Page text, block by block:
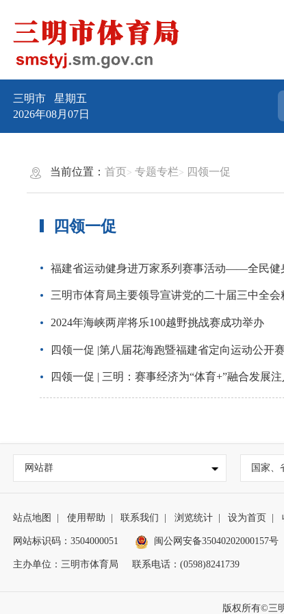
三明市星期五
2026年08月07日
当前位置：首页 专题专栏 四领一促
四领一促
福建省运动健身进万家系列赛事活动——全民健
三明市体育局主要领导宣讲党的二十届三中全会
2024年海峡两岸将乐100越野挑战赛成功举办
四领一促 |第八届花海跑暨福建省定向运动公开
四领一促 | 三明：赛事经济为“体育+”融合发展注
网站群 国家、
站点地图 使用帮助 联系我们 浏览统计 设为首页
网站标识码：3504000051 闽公网安备35040202000157号
主办单位：三明市体育局 联系电话：(0598)8241739
版权所有©三